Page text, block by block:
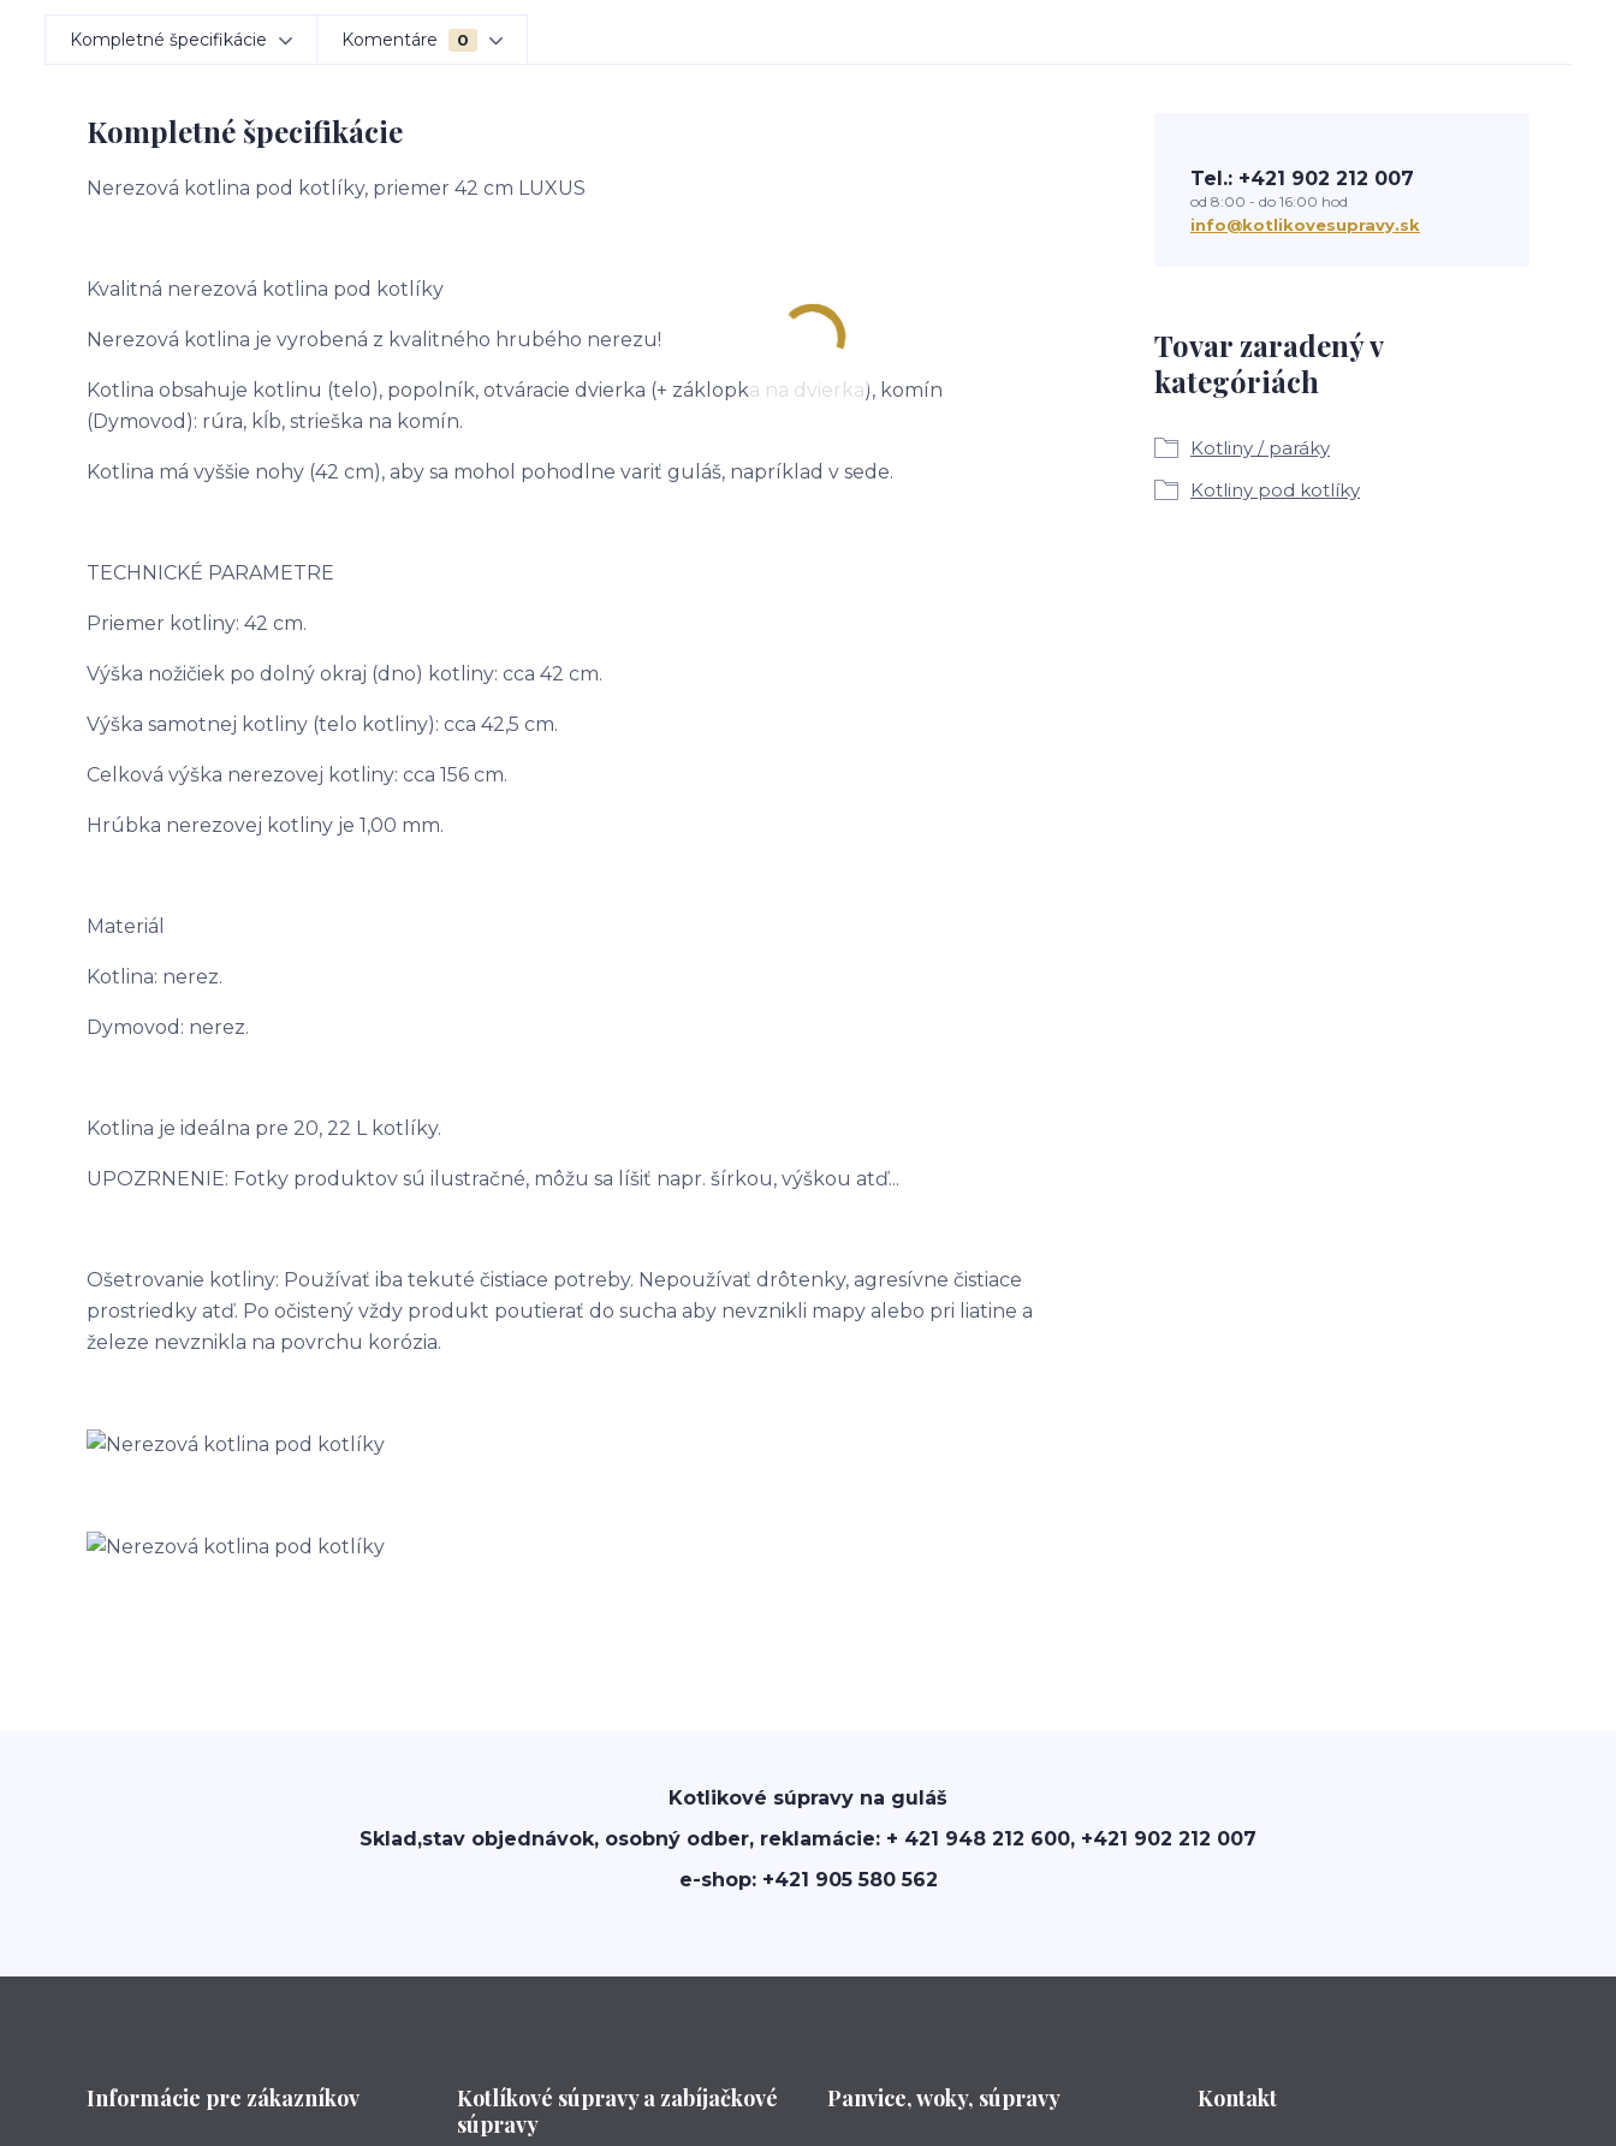
Kompletné špecifikácie Komentáre 0
Kompletné špecifikácie
Nerezová kotlina pod kotlíky, priemer 42 cm LUXUS
Kvalitná nerezová kotlina pod kotlíky
Nerezová kotlina je vyrobená z kvalitného hrubého nerezu!
Kotlina obsahuje kotlinu (telo), popolník, otváracie dvierka (+ záklopka na dvierka), komín
(Dymovod): rúra, kĺb, strieška na komín.
Kotlina má vyššie nohy (42 cm), aby sa mohol pohodlne variť guláš, napríklad v sede.
TECHNICKÉ PARAMETRE
Priemer kotliny: 42 cm.
Výška nožičiek po dolný okraj (dno) kotliny: cca 42 cm.
Výška samotnej kotliny (telo kotliny): cca 42,5 cm.
Celková výška nerezovej kotliny: cca 156 cm.
Hrúbka nerezovej kotliny je 1,00 mm.
Materiál
Kotlina: nerez.
Dymovod: nerez.
Kotlina je ideálna pre 20, 22 L kotlíky.
UPOZRNENIE: Fotky produktov sú ilustračné, môžu sa líšiť napr. šírkou, výškou atď...
Ošetrovanie kotliny: Používať iba tekuté čistiace potreby. Nepoužívať drôtenky, agresívne čistiace
prostriedky atď. Po očistený vždy produkt poutierať do sucha aby nevznikli mapy alebo pri liatine a
železe nevznikla na povrchu korózia.
Tovar zaradený v
kategóriách
Kotliny / paráky
Kotliny pod kotlíky
Tel.: +421 902 212 007
od 8:00 - do 16:00 hod
info@kotlikovesupravy.sk
Kotlikové súpravy na guláš
Sklad,stav objednávok, osobný odber, reklamácie: + 421 948 212 600, +421 902 212 007
e-shop: +421 905 580 562
Informácie pre zákazníkov
Kotlíkové súpravy a zabíjačkové
súpravy
Panvice, woky, súpravy Kontakt